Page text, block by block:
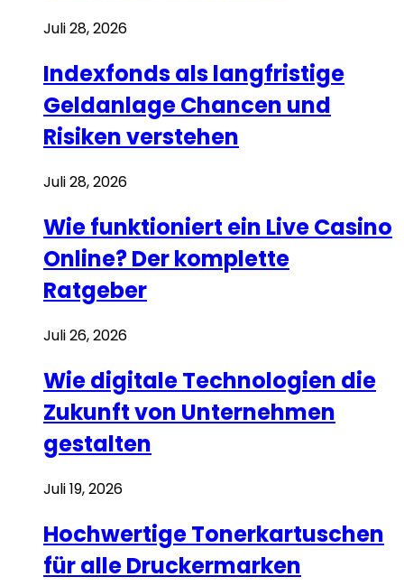
Juli 28, 2026
Indexfonds als langfristige
Geldanlage Chancen und
Risiken verstehen
Juli 28, 2026
Wie funktioniert ein Live Casino
Online? Der komplette
Ratgeber
Juli 26, 2026
Wie digitale Technologien die
Zukunft von Unternehmen
gestalten
Juli 19, 2026
Hochwertige Tonerkartuschen
für alle Druckermarken